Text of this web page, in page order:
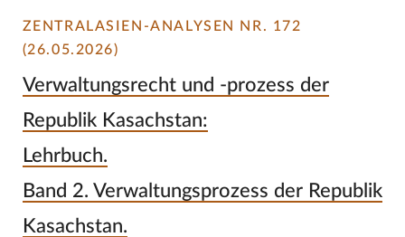
ZENTRALASIEN-ANALYSEN NR. 172
(26.05.2026)
Verwaltungsrecht und -prozess der
Republik Kasachstan:
Lehrbuch.
Band 2. Verwaltungsprozess der Republik
Kasachstan.